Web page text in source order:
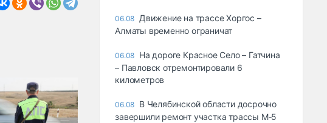
06.08 Движение на трассе Хоргос –
Алматы временно ограничат
06.08 На дороге Красное Село – Гатчина
– Павловск отремонтировали 6
километров
06.08 В Челябинской области досрочно
завершили ремонт участка трассы М‑5